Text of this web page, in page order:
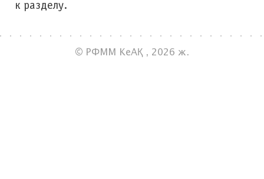
к разделу.
© РФММ КеАҚ , 2026 ж.